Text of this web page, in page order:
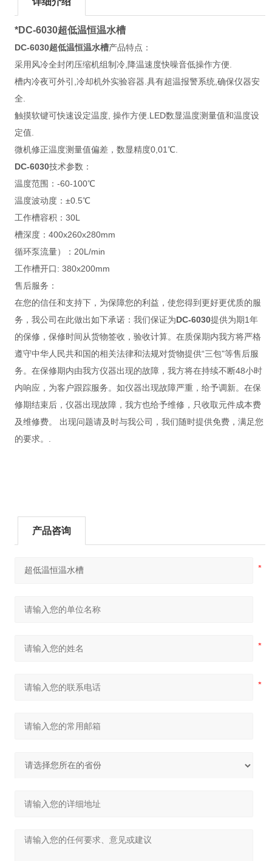
*DC-6030超低温恒温水槽
DC-6030超低温恒温水槽产品特点：
采用风冷全封闭压缩机组制冷,降温速度快噪音低操作方便.
槽内冷夜可外引,冷却机外实验容器.具有超温报警系统,确保仪器安
全.
触摸软键可快速设定温度, 操作方便.LED数显温度测量值和温度设
定值.
微机修正温度测量值偏差，数显精度0,01℃.
DC-6030技术参数：
温度范围：-60-100℃
温度波动度：±0.5℃
工作槽容积：30L
槽深度：400x260x280mm
循环泵流量）：20L/min
工作槽开口: 380x200mm
售后服务：
在您的信任和支持下，为保障您的利益，使您得到更好更优质的服
务，我公司在此做出如下承诺：我们保证为DC-6030提供为期1年
的保修，保修时间从货物签收，验收计算。在质保期内我方将严格
遵守中华人民共和国的相关法律和法规对货物提供“三包"等售后服
务。在保修期内由我方仪器出现的故障，我方将在持续不断48小时
内响应，为客户跟踪服务。如仪器出现故障严重，给予调新。在保
修期结束后，仪器出现故障，我方也给予维修，只收取元件成本费
及维修费。 出现问题请及时与我公司，我们随时提供免费，满足您
的要求。.
产品咨询